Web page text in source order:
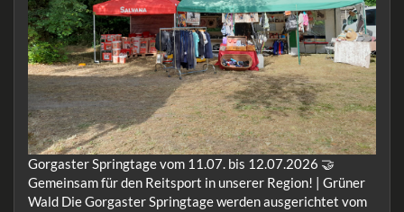
Gorgaster Springtage vom 11.07. bis 12.07.2026 🤝
Gemeinsam für den Reitsport in unserer Region! | Grüner
Wald Die Gorgaster Springtage werden ausgerichtet vom